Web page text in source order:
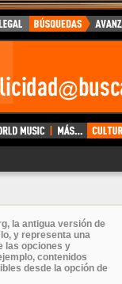
la antigua versión de
y representa una
las opciones y
contenidos
desde la opción de